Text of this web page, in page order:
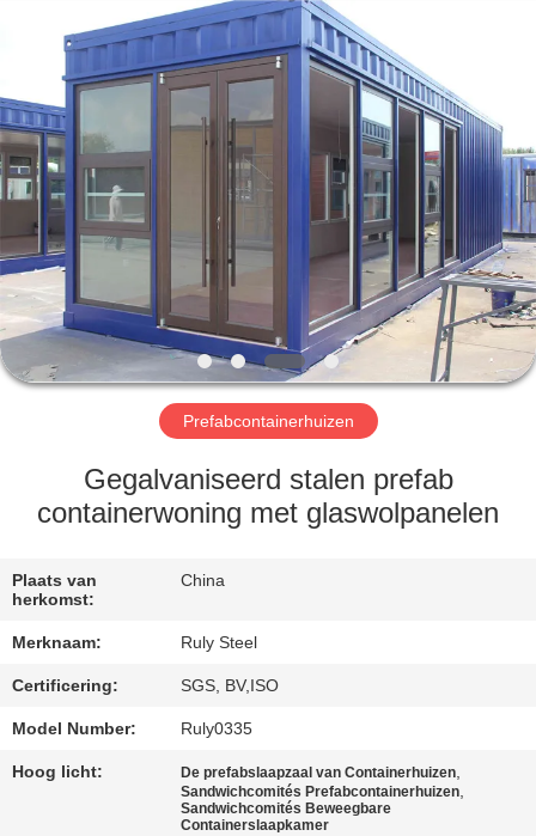
HUIS
PRODUCTEN
VIDEOS
VR-
SHOW
ONGEVEER
ONS
FABRIEKSREIS
KWALITEITSCONTROLE
CONTACTEER
ONS
Engineering
Reserved.
Prefabcontainerhuizen
Gegalvaniseerd stalen prefab
containerwoning met glaswolpanelen
Plaats van
herkomst:
China
Merknaam: Ruly Steel
Certificering: SGS, BV,ISO
Model Number: Ruly0335
Hoog licht: De prefabslaapzaal van Containerhuizen,
Sandwichcomités Prefabcontainerhuizen,
Sandwichcomités Beweegbare
Containerslaapkamer